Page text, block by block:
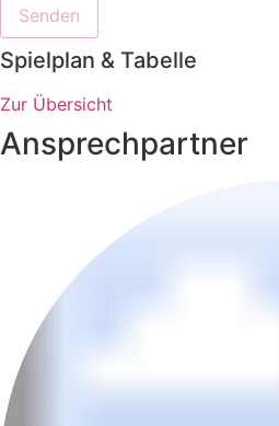
Senden
Spielplan & Tabelle
Zur Übersicht
Ansprechpartner